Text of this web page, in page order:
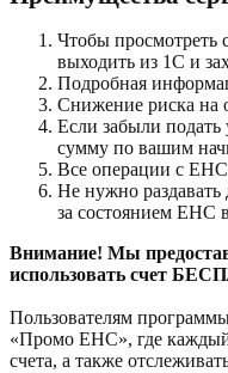
Чтобы просмотреть
выходить из 1С и
Подробная
Снижение риска на
Если забыли
сумму по вашим
Все операции с
Не нужно раздавать
за состоянием
Внимание! Мы п
использовать счет
Пользователям
«Промо ЕНС», где каждый
счета, а также